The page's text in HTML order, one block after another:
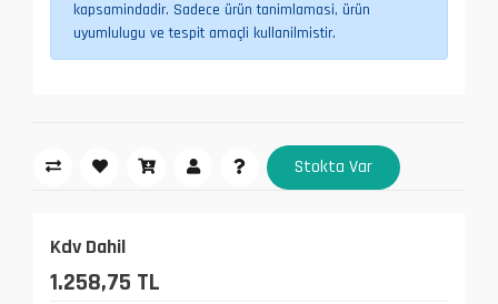
kapsamindadir. Sadece ürün tanimlamasi, ürün
uyumlulugu ve tespit amaçli kullanilmistir.
Stokta Var
Kdv Dahil
1.258,75 TL